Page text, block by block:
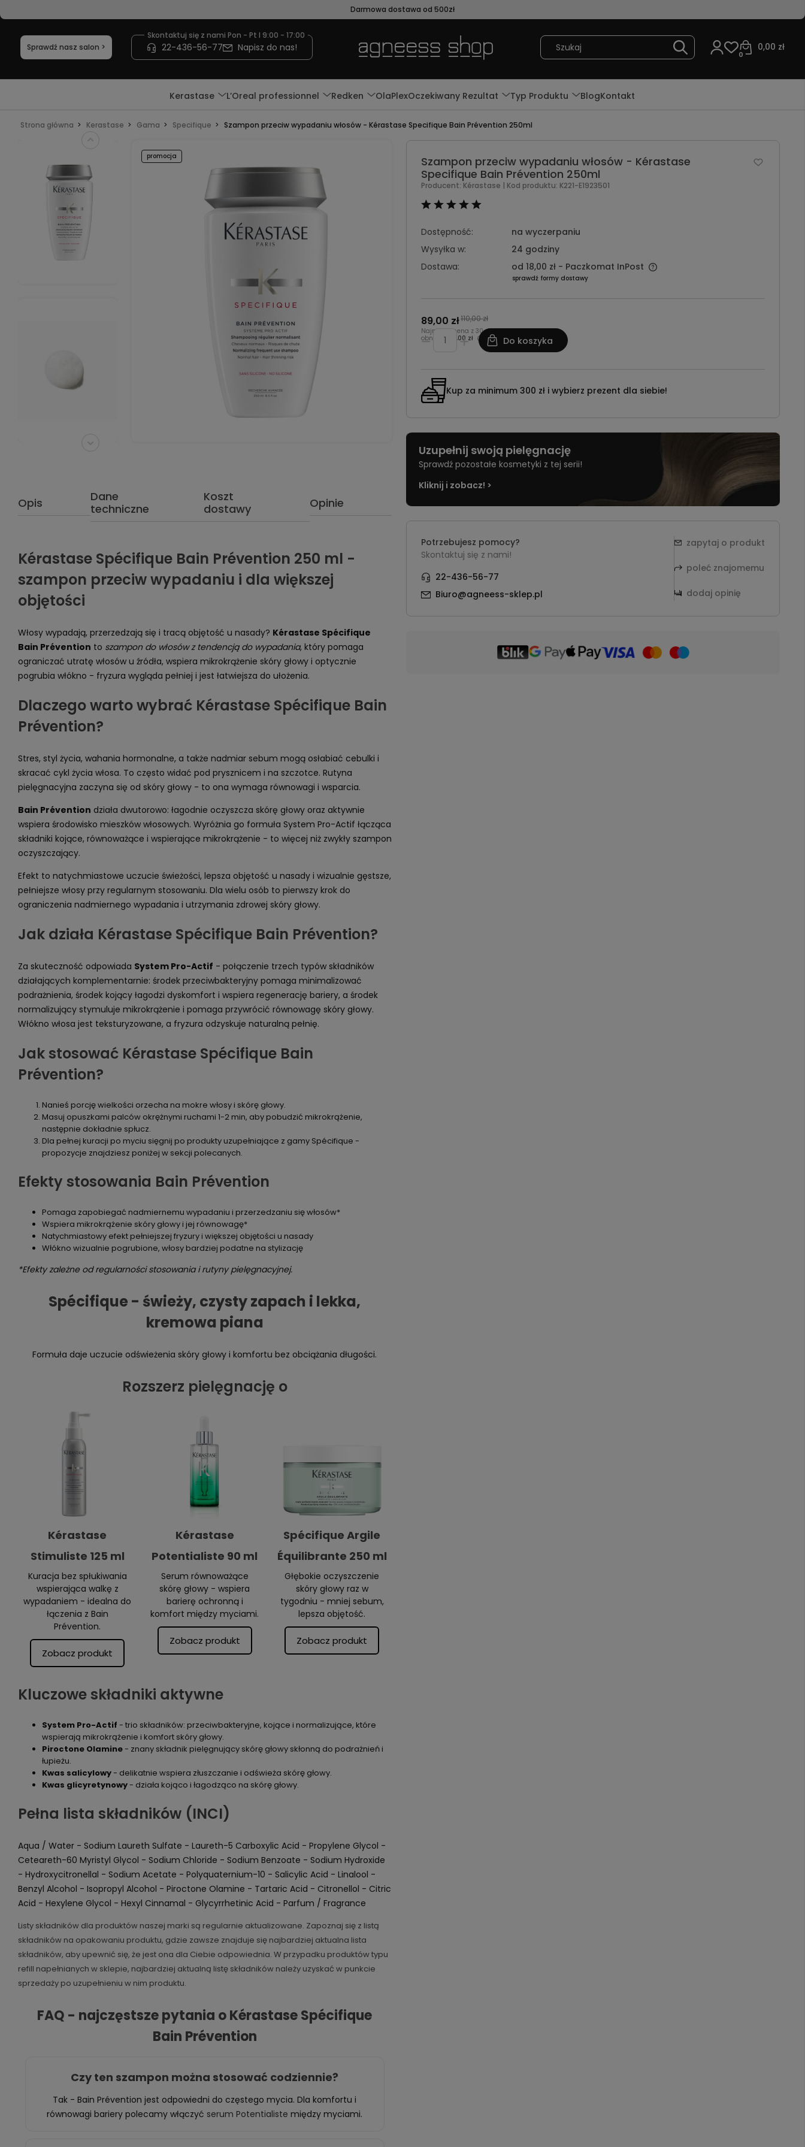
Darmowa dostawa od 500zł
Sprawdź nasz salon >
Skontaktuj się z nami Pon - Pt I 9:00 - 17:00
22-436-56-77 Napisz do nas! 0,00 zł
0
Kerastase L’Oreal professionnel Redken OlaPlexOczekiwany Rezultat Typ Produktu BlogKontakt
Strona główna Kerastase Gama Specifique Szampon przeciw wypadaniu włosów - Kérastase Specifique Bain Prévention 250ml
promocja
Opis
Dane
techniczne
Koszt
dostawy
Opinie
Kérastase Spécifique Bain Prévention 250 ml -
szampon przeciw wypadaniu i dla większej
objętości
Włosy wypadają, przerzedzają się i tracą objętość u nasady? Kérastase Spécifique
Bain Prévention to szampon do włosów z tendencją do wypadania, który pomaga
ograniczać utratę włosów u źródła, wspiera mikrokrążenie skóry głowy i optycznie
pogrubia włókno - fryzura wygląda pełniej i jest łatwiejsza do ułożenia.
Dlaczego warto wybrać Kérastase Spécifique Bain
Prévention?
Stres, styl życia, wahania hormonalne, a także nadmiar sebum mogą osłabiać cebulki i
skracać cykl życia włosa. To często widać pod prysznicem i na szczotce. Rutyna
pielęgnacyjna zaczyna się od skóry głowy - to ona wymaga równowagi i wsparcia.
Bain Prévention działa dwutorowo: łagodnie oczyszcza skórę głowy oraz aktywnie
wspiera środowisko mieszków włosowych. Wyróżnia go formuła System Pro-Actif łącząca
składniki kojące, równoważące i wspierające mikrokrążenie - to więcej niż zwykły szampon
oczyszczający.
Efekt to natychmiastowe uczucie świeżości, lepsza objętość u nasady i wizualnie gęstsze,
pełniejsze włosy przy regularnym stosowaniu. Dla wielu osób to pierwszy krok do
ograniczenia nadmiernego wypadania i utrzymania zdrowej skóry głowy.
Jak działa Kérastase Spécifique Bain Prévention?
Za skuteczność odpowiada System Pro-Actif - połączenie trzech typów składników
działających komplementarnie: środek przeciwbakteryjny pomaga minimalizować
podrażnienia, środek kojący łagodzi dyskomfort i wspiera regenerację bariery, a środek
normalizujący stymuluje mikrokrążenie i pomaga przywrócić równowagę skóry głowy.
Włókno włosa jest teksturyzowane, a fryzura odzyskuje naturalną pełnię.
Jak stosować Kérastase Spécifique Bain
Prévention?
Nanieś porcję wielkości orzecha na mokre włosy i skórę głowy.
Masuj opuszkami palców okrężnymi ruchami 1-2 min, aby pobudzić mikrokrążenie,
następnie dokładnie spłucz.
Dla pełnej kuracji po myciu sięgnij po produkty uzupełniające z gamy Spécifique -
propozycje znajdziesz poniżej w sekcji polecanych.
Efekty stosowania Bain Prévention
Pomaga zapobiegać nadmiernemu wypadaniu i przerzedzaniu się włosów*
Wspiera mikrokrążenie skóry głowy i jej równowagę*
Natychmiastowy efekt pełniejszej fryzury i większej objętości u nasady
Włókno wizualnie pogrubione, włosy bardziej podatne na stylizację
*Efekty zależne od regularności stosowania i rutyny pielęgnacyjnej.
Spécifique - świeży, czysty zapach i lekka,
kremowa piana
Formuła daje uczucie odświeżenia skóry głowy i komfortu bez obciążania długości.
Rozszerz pielęgnację o
Kérastase
Stimuliste 125 ml
Kuracja bez spłukiwania
wspierająca walkę z
wypadaniem - idealna do
łączenia z Bain
Prévention.
Zobacz produkt
Kérastase
Potentialiste 90 ml
Serum równoważące
skórę głowy - wspiera
barierę ochronną i
komfort między myciami.
Zobacz produkt
Spécifique Argile
Équilibrante 250 ml
Głębokie oczyszczenie
skóry głowy raz w
tygodniu - mniej sebum,
lepsza objętość.
Zobacz produkt
Kluczowe składniki aktywne
System Pro-Actif - trio składników: przeciwbakteryjne, kojące i normalizujące, które
wspierają mikrokrążenie i komfort skóry głowy.
Piroctone Olamine- znany składnik pielęgnujący skórę głowy skłonną do podrażnień i
łupieżu.
Kwas salicylowy- delikatnie wspiera złuszczanie i odświeża skórę głowy.
Kwas glicyretynowy- działa kojąco i łagodząco na skórę głowy.
Pełna lista składników (INCI)
Aqua / Water - Sodium Laureth Sulfate - Laureth-5 Carboxylic Acid - Propylene Glycol -
Ceteareth-60 Myristyl Glycol - Sodium Chloride - Sodium Benzoate - Sodium Hydroxide
- Hydroxycitronellal - Sodium Acetate - Polyquaternium-10 - Salicylic Acid - Linalool -
Benzyl Alcohol - Isopropyl Alcohol - Piroctone Olamine - Tartaric Acid - Citronellol - Citric
Acid - Hexylene Glycol - Hexyl Cinnamal - Glycyrrhetinic Acid - Parfum / Fragrance
Listy składników dla produktów naszej marki są regularnie aktualizowane. Zapoznaj się z listą
składników na opakowaniu produktu, gdzie zawsze znajduje się najbardziej aktualna lista
składników, aby upewnić się, że jest ona dla Ciebie odpowiednia. W przypadku produktów typu
refill napełnianych w sklepie, najbardziej aktualną listę składników należy uzyskać w punkcie
sprzedaży po uzupełnieniu w nim produktu.
FAQ - najczęstsze pytania o Kérastase Spécifique
Bain Prévention
Czy ten szampon można stosować codziennie?
Tak - Bain Prévention jest odpowiedni do częstego mycia. Dla komfortu i
równowagi bariery polecamy włączyć serum Potentialiste między myciami.
Szampon przeciw wypadaniu włosów - Kérastase
Specifique Bain Prévention 250ml
Producent: Kérastase | Kod produktu: K221-E1923501
Dostępność:
na wyczerpaniu
Wysyłka w:
24 godziny
Dostawa:
od 18,00 zł - Paczkomat InPost
sprawdź formy dostawy
89,00 zł110,00 zł
Najniższa cena z 30 dni przed
obniżką:
95,00 zł Do koszyka
Kup za minimum 300 zł i wybierz prezent dla siebie!
Uzupełnij swoją pielęgnację
Sprawdź pozostałe kosmetyki z tej serii!
Kliknij i zobacz! >
Potrzebujesz pomocy?
Skontaktuj się z nami!
22-436-56-77
Biuro@agneess-sklep.pl
zapytaj o produkt
poleć znajomemu
dodaj opinię